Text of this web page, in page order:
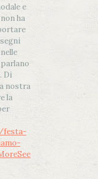
e
ha
Di
nostra
la
festa-
See